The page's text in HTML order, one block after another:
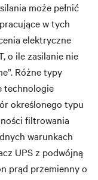
może pełnić
w tych
elektryczne
o ile zasilanie nie
Różne typy
technologie
określonego typu
filtrowania
warunkach
UPS z podwójną
prąd przemienny o